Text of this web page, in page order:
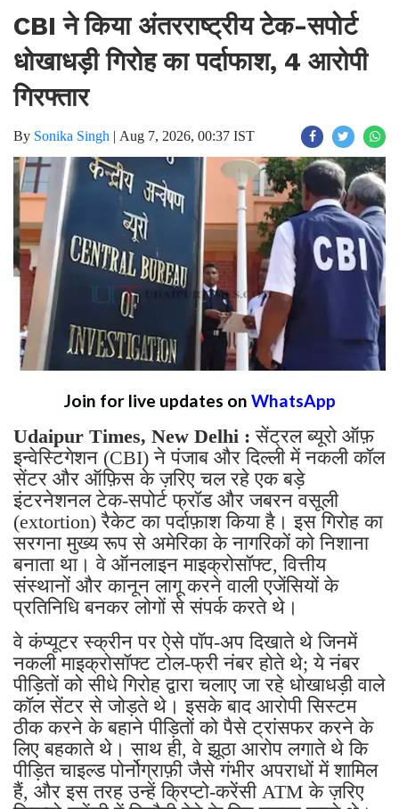
CBI ने किया अंतरराष्ट्रीय टेक-सपोर्ट
धोखाधड़ी गिरोह का पर्दाफाश, 4 आरोपी
गिरफ्तार
By Sonika Singh | Aug 7, 2026, 00:37 IST
Join for live updates on WhatsApp
Udaipur Times, New Delhi :सेंट्रल ब्यूरो ऑफ़
इन्वेस्टिगेशन (CBI) ने पंजाब और दिल्ली में नकली कॉल
सेंटर और ऑफ़िस के ज़रिए चल रहे एक बड़े
इंटरनेशनल टेक-सपोर्ट फ्रॉड और जबरन वसूली
(extortion) रैकेट का पर्दाफ़ाश किया है। इस गिरोह का
सरगना मुख्य रूप से अमेरिका के नागरिकों को निशाना
बनाता था। वे ऑनलाइन माइक्रोसॉफ्ट, वित्तीय
संस्थानों और कानून लागू करने वाली एजेंसियों के
प्रतिनिधि बनकर लोगों से संपर्क करते थे।
वे कंप्यूटर स्क्रीन पर ऐसे पॉप-अप दिखाते थे जिनमें
नकली माइक्रोसॉफ्ट टोल-फ्री नंबर होते थे; ये नंबर
पीड़ितों को सीधे गिरोह द्वारा चलाए जा रहे धोखाधड़ी वाले
कॉल सेंटर से जोड़ते थे। इसके बाद आरोपी सिस्टम
ठीक करने के बहाने पीड़ितों को पैसे ट्रांसफर करने के
लिए बहकाते थे। साथ ही, वे झूठा आरोप लगाते थे कि
पीड़ित चाइल्ड पोर्नोग्राफ़ी जैसे गंभीर अपराधों में शामिल
हैं, और इस तरह उन्हें क्रिप्टो-करेंसी ATM के ज़रिए